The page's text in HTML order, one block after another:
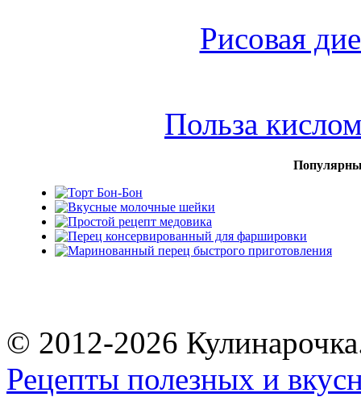
Рисовая
Польза
© 2012-2026
Рецепты полезных и